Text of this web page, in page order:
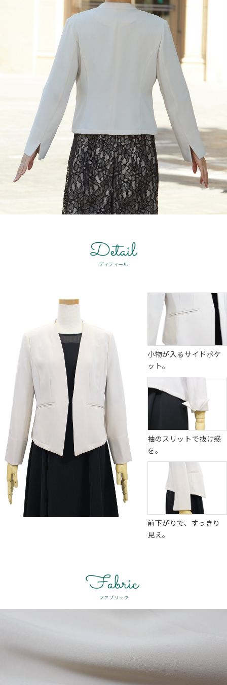
小物が入るサイドポケ
ット。
袖のスリットで抜け感
を。
前下がりで、すっきり
見え。